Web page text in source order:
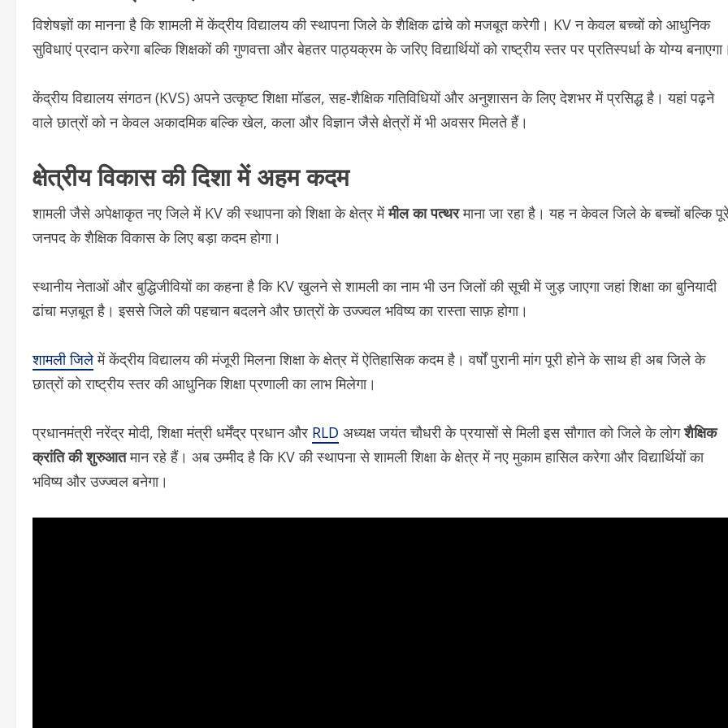
विशेषज्ञों का मानना है कि शामली में केंद्रीय विद्यालय की स्थापना जिले के शैक्षिक ढांचे को मजबूत करेगी। KV न केवल बच्चों को आधुनिक
सुविधाएं प्रदान करेगा बल्कि शिक्षकों की गुणवत्ता और बेहतर पाठ्यक्रम के जरिए विद्यार्थियों को राष्ट्रीय स्तर पर प्रतिस्पर्धा के योग्य
केंद्रीय विद्यालय संगठन (KVS) अपने उत्कृष्ट शिक्षा मॉडल, सह-शैक्षिक गतिविधियों और अनुशासन के लिए देशभर में प्रसिद्ध है। यहां पढ़ने
वाले छात्रों को न केवल अकादमिक बल्कि खेल, कला और विज्ञान जैसे क्षेत्रों में भी अवसर मिलते हैं।
क्षेत्रीय विकास की दिशा में अहम कदम
शामली जैसे अपेक्षाकृत नए जिले में KV की स्थापना को शिक्षा के क्षेत्र मेंमील का पत्थरमाना जा रहा है। यह न केवल जिले के बच्चों बल्कि
जनपद के शैक्षिक विकास के लिए बड़ा कदम होगा।
स्थानीय नेताओं और बुद्धिजीवियों का कहना है कि KV खुलने से शामली का नाम भी उन जिलों की सूची में जुड़ जाएगा जहां शिक्षा का बुनियादी
ढांचा मज़बूत है। इससे जिले की पहचान बदलने और छात्रों के उज्ज्वल भविष्य का रास्ता साफ़ होगा।
शामली जिलेमें केंद्रीय विद्यालय की मंजूरी मिलना शिक्षा के क्षेत्र में ऐतिहासिक कदम है। वर्षों पुरानी मांग पूरी होने के साथ ही अब जिले के
छात्रों को राष्ट्रीय स्तर की आधुनिक शिक्षा प्रणाली का लाभ मिलेगा।
प्रधानमंत्री नरेंद्र मोदी, शिक्षा मंत्री धर्मेंद्र प्रधान और RLD अध्यक्ष जयंत चौधरी के प्रयासों से मिली इस सौगात को जिले के लोगशैक्षिक
क्रांति की शुरुआतमान रहे हैं। अब उम्मीद है कि KV की स्थापना से शामली शिक्षा के क्षेत्र में नए मुकाम हासिल करेगा और विद्यार्थियों का
भविष्य और उज्ज्वल बनेगा।